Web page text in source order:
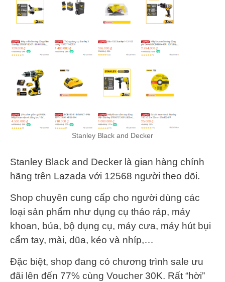
Stanley Black and Decker
Stanley Black and Decker là gian hàng chính
hãng trên Lazada với 12568 người theo dõi.
Shop chuyên cung cấp cho người dùng các
loại sản phẩm như dụng cụ tháo ráp, máy
khoan, búa, bộ dụng cụ, máy cưa, máy hút bụi
cẩm tay, mài, dũa, kéo và nhíp,…
Đặc biệt, shop đang có chương trình sale ưu
đãi lên đến 77% cùng Voucher 30K. Rất “hời”